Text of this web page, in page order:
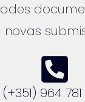
novas
(+351) 964